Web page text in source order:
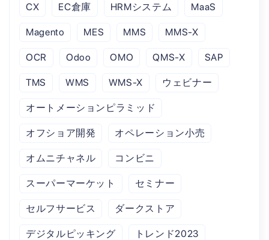
CX EC倉庫 HRMシステム MaaS
Magento MES MMS MMS-X
OCR Odoo OMO QMS-X SAP
TMS WMS WMS-X ウェビナー
オートメーションピラミッド
オフショア開発 オペレーション小売
オムニチャネル コンビニ
スーパーマーケット セミナー
セルフサービス ダークストア
デジタルピッキング トレンド2023